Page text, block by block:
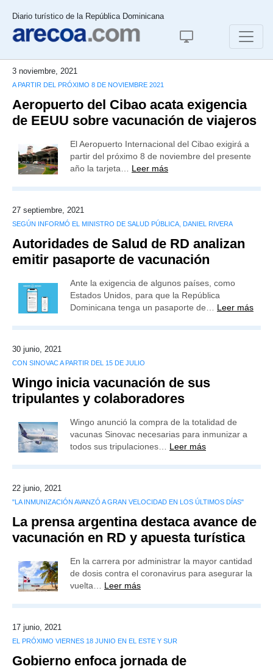
Diario turístico de la República Dominicana
3 noviembre, 2021
A PARTIR DEL PRÓXIMO 8 DE NOVIEMBRE 2021
Aeropuerto del Cibao acata exigencia
de EEUU sobre vacunación de viajeros
El Aeropuerto Internacional del Cibao exigirá a
partir del próximo 8 de noviembre del presente
año la tarjeta… Leer más
27 septiembre, 2021
SEGÚN INFORMÓ EL MINISTRO DE SALUD PÚBLICA, DANIEL RIVERA
Autoridades de Salud de RD analizan
emitir pasaporte de vacunación
Ante la exigencia de algunos países, como
Estados Unidos, para que la República
Dominicana tenga un pasaporte de… Leer más
30 junio, 2021
CON SINOVAC A PARTIR DEL 15 DE JULIO
Wingo inicia vacunación de sus
tripulantes y colaboradores
Wingo anunció la compra de la totalidad de
vacunas Sinovac necesarias para inmunizar a
todos sus tripulaciones… Leer más
22 junio, 2021
"LA INMUNIZACIÓN AVANZÓ A GRAN VELOCIDAD EN LOS ÚLTIMOS DÍAS"
La prensa argentina destaca avance de
vacunación en RD y apuesta turística
En la carrera por administrar la mayor cantidad
de dosis contra el coronavirus para asegurar la
vuelta… Leer más
17 junio, 2021
EL PRÓXIMO VIERNES 18 JUNIO EN EL ESTE Y SUR
Gobierno enfoca jornada de